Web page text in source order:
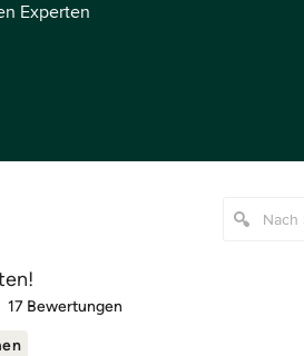
Experten
5 von 5 Sternen
17 Bewertungen